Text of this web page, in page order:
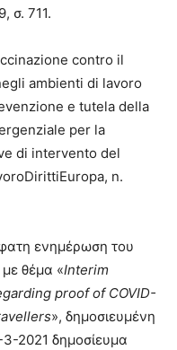
σ. 711.
contro il
ambienti di lavoro
e tutela della
per la
di intervento del
n.
ενημέρωση του
θέμα «Interim
proof of COVID-
», δημοσιευμένη
2021 δημοσίευμα